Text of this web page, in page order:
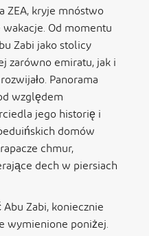
ZEA, kryje mnóstwo
Od momentu
Zabi jako stolicy
zarówno emiratu, jak i
Panorama
względem
jego historię i
domów
chmur,
dech w piersiach
Zabi, koniecznie
wymienione poniżej.